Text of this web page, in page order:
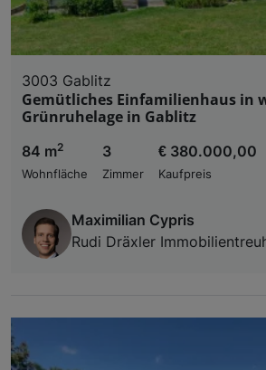
3003 Gablitz
Gemütliches Einfamilienhaus in
Grünruhelage in Gablitz
84 m2
Wohnfläche
3
Zimmer
€ 380.000,00
Kaufpreis
Maximilian Cypris
Rudi Dräxler